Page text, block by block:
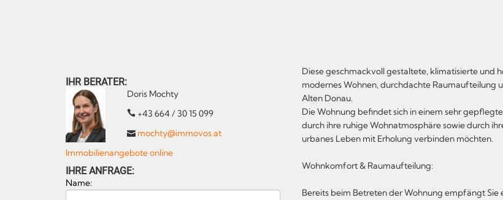
IHR BERATER:
Doris Mochty
+43 664 / 30 15 099
mochty@immovos.at
Immobilienangebote online
IHRE ANFRAGE:
Name:
Diese geschmackvoll gestaltete, klimatisierte und
modernes Wohnen, durchdachte Raumaufteilung
Alten Donau.
Die Wohnung befindet sich in einem sehr
durch ihre ruhige Wohnatmosphäre sowie durch
urbanes Leben mit Erholung verbinden möchten.
Wohnkomfort & Raumaufteilung:
Bereits beim Betreten der Wohnung empfängt